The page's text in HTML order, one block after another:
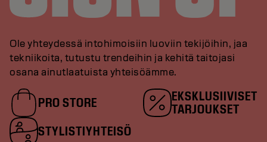
Ole yhteydessä intohimoisiin luoviin tekijöihin, jaa
tekniikoita, tutustu trendeihin ja kehitä taitojasi
osana ainutlaatuista yhteisöämme.
PRO STORE
EKSKLUSIIVISET
TARJOUKSET
STYLISTIYHTEISÖ